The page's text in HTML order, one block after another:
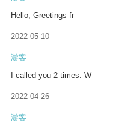
Hello, Greetings fr
2022-05-10
游客
I called you 2 times. W
2022-04-26
游客